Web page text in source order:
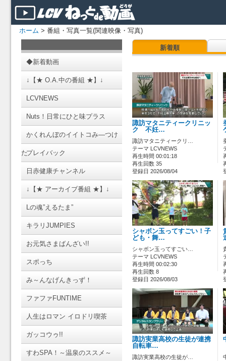
ホーム > 番組・写真一覧(関連映像・写真)
◆新着動画
↓【★ O.A.中の番組 ★】↓
LCVNEWS
Nuts！日常にひと味プラス
かくれんぼのイイトコみ―つけ
たプレイバック
日赤健康チャンネル
↓【★ アーカイブ番組 ★】↓
Lの魂”えるたま”
キラリJUMPIES
お元気さまばんざい!!
スポっち
み～んなげんきっず！
ファファFUNTIME
人生はロマン イロドリ喫茶
ガッコウゥ!!
すわSPA！～温泉のススメ～
新着順
諏訪マタニティークリニッ
ク 不妊…
諏訪マタニティークリ…
テーマ LCVNEWS
再生時間 00:01:18
再生回数 35
登録日 2026/08/04
シャボン玉ってすごい！子
ども・舞…
シャボン玉ってすごい…
テーマ LCVNEWS
再生時間 00:02:30
再生回数 8
登録日 2026/08/03
諏訪実業高校の生徒が連携
自転車…
諏訪実業高校の生徒が…